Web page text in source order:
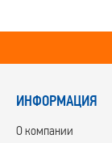
ИНФОРМАЦИЯ
О компании